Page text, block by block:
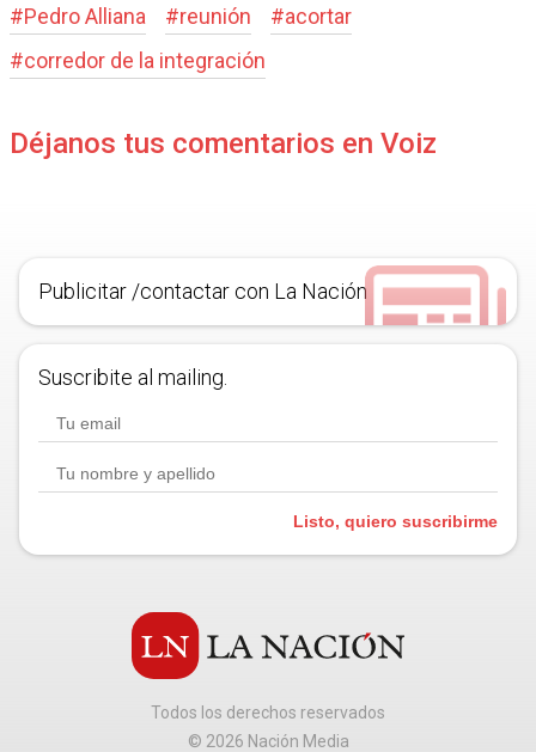
#Pedro Alliana #reunión #acortar
#corredor de la integración
Déjanos tus comentarios en Voiz
Publicitar /contactar con La Nación
Suscribite al mailing.
Listo, quiero suscribirme
Todos los derechos reservados
© 2026 Nación Media